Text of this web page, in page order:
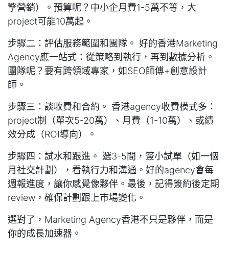
擎營銷）。預算呢？中小企月費1-5萬不等，大
project可能10萬起。
步驟二：評估服務範圍和團隊。 好的香港Marketing
Agency應一站式：從策略到執行，再到數據分析。
團隊呢？要有跨領域專家，如SEO師傅+創意設計
師。
步驟三：談收費和合約。 香港agency收費模式多：
project制（單次5-20萬）、月費（1-10萬）、或績
效分成（ROI導向）。
步驟四：試水和跟進。 選3-5間，簽小試單（如一個
月社交計劃），看執行力和溝通。好的agency會每
週報進度，讓你感覺像夥伴。最後，記得簽約後定期
review，確保計劃跟上市場變化。
選對了，Marketing Agency香港不只是夥伴，而是
你的成長加速器。